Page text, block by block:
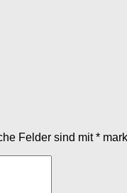
Felder sind mit*